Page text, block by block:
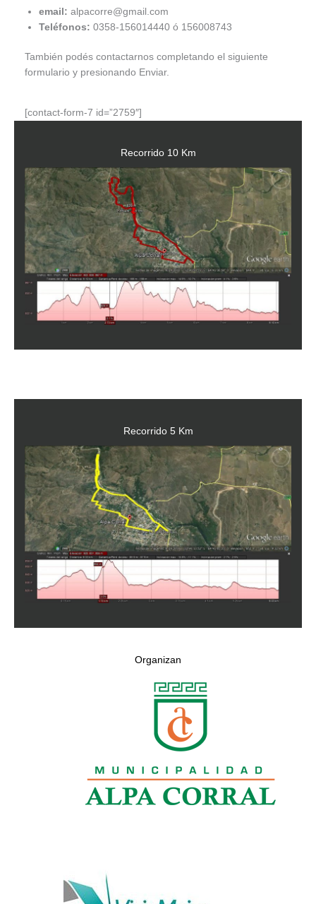
email: alpacorre@gmail.com
Teléfonos: 0358-156014440 ó 156008743
También podés contactarnos completando el siguiente
formulario y presionando Enviar.
[contact-form-7 id=”2759″]
Recorrido 10 Km
Recorrido 5 Km
Organizan